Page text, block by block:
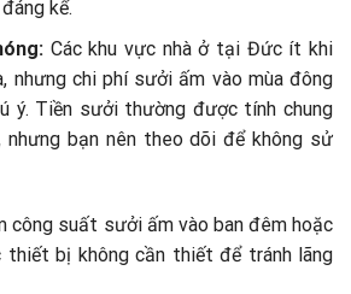
kể.
Các khu vực nhà ở tại Đức ít khi
nhưng chi phí sưởi ấm vào mùa đông
ý. Tiền sưởi thường được tính chung
nhưng bạn nên theo dõi để không sử
công suất sưởi ấm vào ban đêm hoặc
thiết bị không cần thiết để tránh lãng